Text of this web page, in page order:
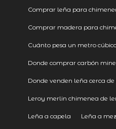
Comprar leña para
Comprar madera para
Cuánto pesa un metro
Donde comprar carbón
Donde venden leña cerca de
Leroy merlin chimenea de
Leña a capela Leña a